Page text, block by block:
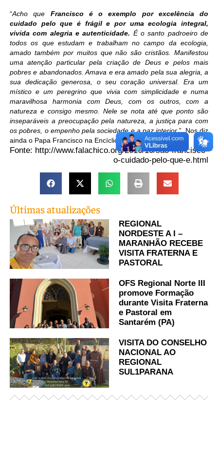
“Acho que Francisco é o exemplo por excelência do
cuidado pelo que é frágil e por uma ecologia integral,
vivida com alegria e autenticidade. É o santo padroeiro de
todos os que estudam e trabalham no campo da ecologia,
amado também por muitos que não são cristãos. Manifestou
uma atenção particular pela criação de Deus e pelos mais
pobres e abandonados. Amava e era amado pela sua alegria, a
sua dedicação generosa, o seu coração universal. Era um
místico e um peregrino que vivia com simplicidade e numa
maravilhosa harmonia com Deus, com os outros, com a
natureza e consigo mesmo. Nele se nota até que ponto são
inseparáveis a preocupação pela natureza, a justiça para com
os pobres, o empenho pela sociedade e a paz interior.”Nos diz
ainda o Papa Francisco na Encíclica Laudato Si’. (LS 10).
Fonte: http://www.falachico.org/2016/10/sao-francisco-
o-cuidado-pelo-que-e.html
Últimas atualizações
REGIONAL
NORDESTE A I –
MARANHÃO RECEBE
VISITA FRATERNA E
PASTORAL
OFS Regional Norte III
promove Formação
durante Visita Fraterna
e Pastoral em
Santarém (PA)
VISITA DO CONSELHO
NACIONAL AO
REGIONAL
SUL1PARANA